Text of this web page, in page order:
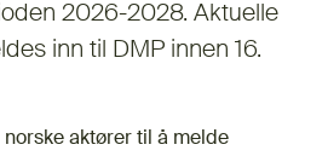
2026-2028. Aktuelle
inn til DMP innen 16.
aktører til å melde